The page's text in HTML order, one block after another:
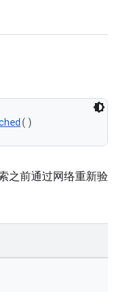
()
之前通过网络重新验